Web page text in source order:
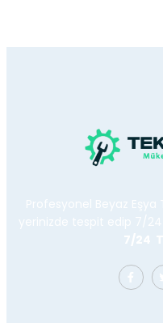
Profesyonel Beyaz Eşya
yerinizde tespit edip 7/24
7/24